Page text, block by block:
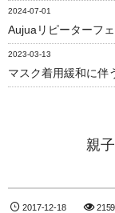
2024-07-01
Aujuaリピーターフ
2023-03-13
マスク着用緩和に伴
親
2017-12-18 2159